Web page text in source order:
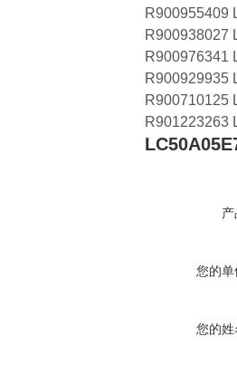
R900955409
R900938027
R900976341
R900929935
R900710125
R901223263
您的
您的